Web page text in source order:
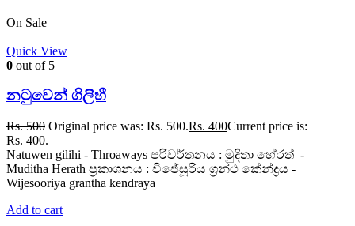
On Sale
Quick View
0 out of 5
නටුවෙන් ගිලිහී
Rs.500 Original price was: Rs. 500.Rs. 400Current price is:
Rs. 400.
Natuwen gilihi - Throaways පරිවර්තනය : මුදිතා හේරත් -
Muditha Herath ප්‍රකාශනය : විජේසූරිය ග්‍රන්ථ කේන්ද්‍රය -
Wijesooriya grantha kendraya
Add to cart